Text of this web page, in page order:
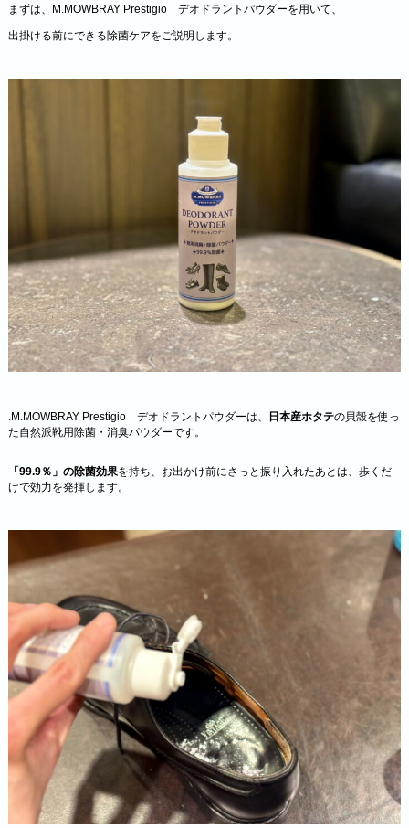
まずは、M.MOWBRAY Prestigio デオドラントパウダーを用いて、
出掛ける前にできる除菌ケアをご説明します。
.M.MOWBRAY Prestigio デオドラントパウダーは、 日本産ホタテの貝殻を使っ
た自然派靴用除菌・消臭パウダーです。
「99.9％」の除菌効果を持ち、お出かけ前にさっと振り入れたあとは、歩くだ
けで効力を発揮します。